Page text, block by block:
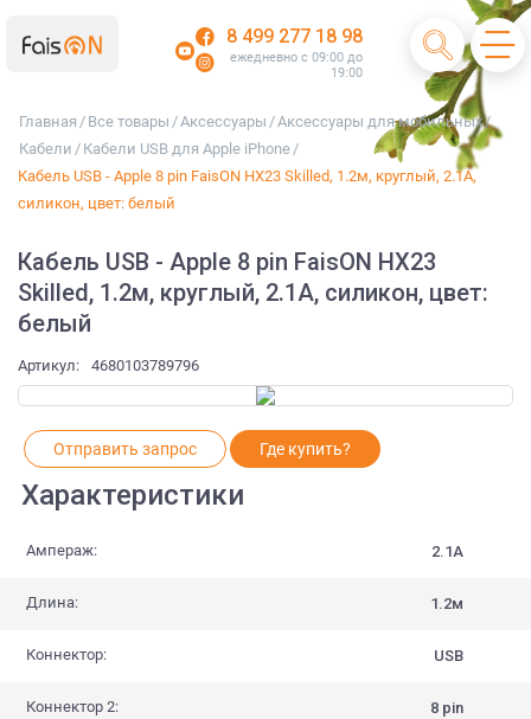
8 499 277 18 98
ежедневно с 09:00 до
19:00
Главная / Все товары / Аксессуары / Аксессуары для мобильных/
Кабели / Кабели USB для Apple iPhone /
Кабель USB - Apple 8 pin FaisON HX23 Skilled, 1.2м, круглый, 2.1A,
силикон, цвет: белый
Кабель USB - Apple 8 pin FaisON HX23
Skilled, 1.2м, круглый, 2.1A, силикон, цвет:
белый
Артикул: 4680103789796
Отправить запрос Где купить?
Характеристики
Ампераж: 2.1A
Длина: 1.2м
Коннектор: USB
Коннектор 2: 8 pin